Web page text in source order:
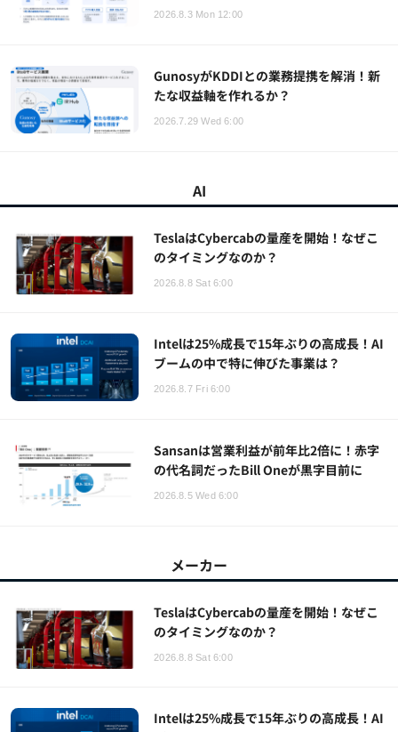
2026.8.3 Mon 12:00
GunosyがKDDIとの業務提携を解消！新
たな収益軸を作れるか？
2026.7.29 Wed 6:00
AI
TeslaはCybercabの量産を開始！なぜこ
のタイミングなのか？
2026.8.8 Sat 6:00
Intelは25%成長で15年ぶりの高成長！AI
ブームの中で特に伸びた事業は？
2026.8.7 Fri 6:00
Sansanは営業利益が前年比2倍に！赤字
の代名詞だったBill Oneが黒字目前に
2026.8.5 Wed 6:00
メーカー
TeslaはCybercabの量産を開始！なぜこ
のタイミングなのか？
2026.8.8 Sat 6:00
Intelは25%成長で15年ぶりの高成長！AI